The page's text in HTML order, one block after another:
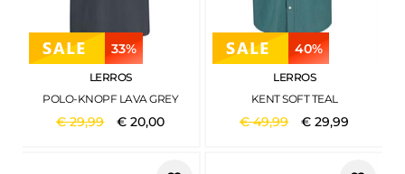
33%
LERROS
POLO-KNOPF LAVA GREY
€29,99 €20,00
40%
LERROS
KENT SOFT TEAL
€49,99 €29,99